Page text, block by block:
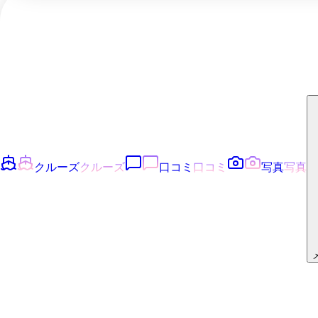
クルーズクルーズ 口コミ 口コミ 写真写真